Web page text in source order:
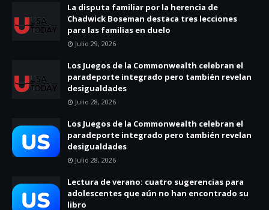
La disputa familiar por la herencia de
Chadwick Boseman destaca tres lecciones
para las familias en duelo
Julio 29, 2026
Los Juegos de la Commonwealth celebran el
paradeporte integrado pero también revelan
desigualdades
Julio 28, 2026
Los Juegos de la Commonwealth celebran el
paradeporte integrado pero también revelan
desigualdades
Julio 28, 2026
Lectura de verano: cuatro sugerencias para
adolescentes que aún no han encontrado su
libro